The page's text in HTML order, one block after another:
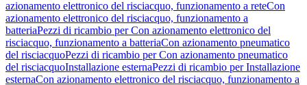
azionamento elettronico del risciacquo, funzionamento a reteCon
azionamento elettronico del risciacquo, funzionamento a
batteriaPezzi di ricambio per Con azionamento elettronico del
risciacquo, funzionamento a batteriaCon azionamento pneumatico
del risciacquoPezzi di ricambio per Con azionamento pneumatico
del risciacquoInstallazione esternaPezzi di ricambio per Installazione
esternaCon azionamento elettronico del risciacquo, funzionamento a